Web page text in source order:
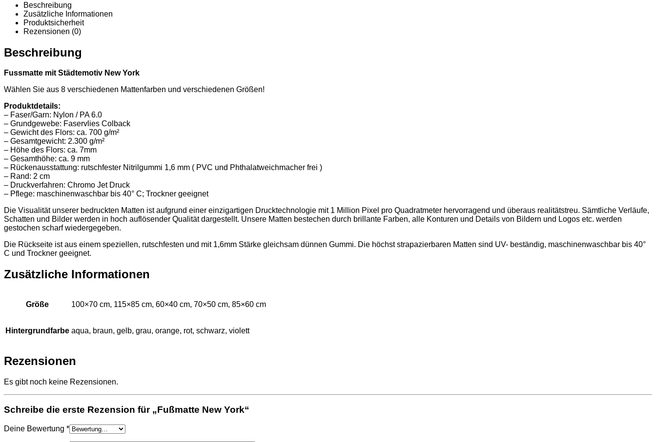
Beschreibung
Zusätzliche Informationen
Produktsicherheit
Rezensionen (0)
Beschreibung
Fussmatte mit Städtemotiv New York
Wählen Sie aus 8 verschiedenen Mattenfarben und verschiedenen Größen!
Produktdetails:
– Faser/Garn: Nylon / PA 6.0
– Grundgewebe: Faservlies Colback
– Gewicht des Flors: ca. 700 g/m²
– Gesamtgewicht: 2.300 g/m²
– Höhe des Flors: ca. 7mm
– Gesamthöhe: ca. 9 mm
– Rückenausstattung: rutschfester Nitrilgummi 1,6 mm ( PVC und Phthalatweichmacher frei )
– Rand: 2 cm
– Druckverfahren: Chromo Jet Druck
– Pflege: maschinenwaschbar bis 40° C; Trockner geeignet
Die Visualität unserer bedruckten Matten ist aufgrund einer einzigartigen Drucktechnologie mit 1 Million Pixel pro Quadratmeter hervorragend und überaus realitätstreu. Sämtliche Verläufe,
Schatten und Bilder werden in hoch auflösender Qualität dargestellt. Unsere Matten bestechen durch brillante Farben, alle Konturen und Details von Bildern und Logos etc. werden
gestochen scharf wiedergegeben.
Die Rückseite ist aus einem speziellen, rutschfesten und mit 1,6mm Stärke gleichsam dünnen Gummi. Die höchst strapazierbaren Matten sind UV- beständig, maschinenwaschbar bis 40°
C und Trockner geeignet.
Zusätzliche Informationen
Größe 100×70 cm, 115×85 cm, 60×40 cm, 70×50 cm, 85×60 cm
Hintergrundfarbe aqua, braun, gelb, grau, orange, rot, schwarz, violett
Rezensionen
Es gibt noch keine Rezensionen.
Schreibe die erste Rezension für „Fußmatte New York“
Deine Bewertung *